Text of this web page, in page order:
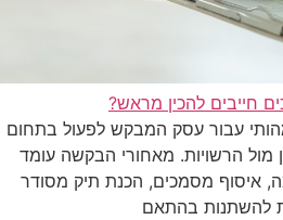
חייבים להכין מראש?
מהותי עבור עסק המבקש לפעול בתחום
מול הרשויות. מאחורי הבקשה עומד
איסוף מסמכים, הכנת תיק מסודר
להשתנות בהתאם